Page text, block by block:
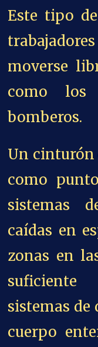
Este tipo
moverse
como los
bomberos.
Un cinturón
como
sistemas
caídas en
zonas en
sistemas de
cuerpo